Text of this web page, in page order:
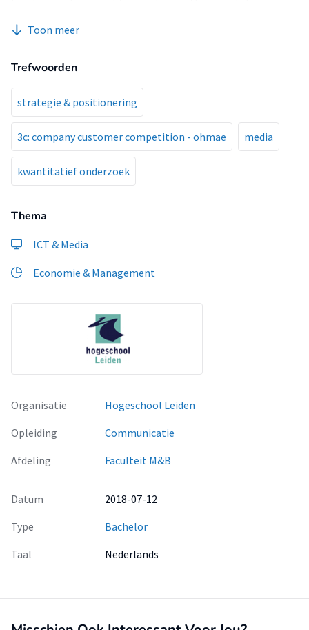
Toon meer
Trefwoorden
strategie & positionering
3c: company customer competition - ohmae media
kwantitatief onderzoek
Thema
ICT & Media
Economie & Management
Organisatie
Hogeschool Leiden
Opleiding
Communicatie
Afdeling
Faculteit M&B
Datum
2018-07-12
Type
Bachelor
Taal
Nederlands